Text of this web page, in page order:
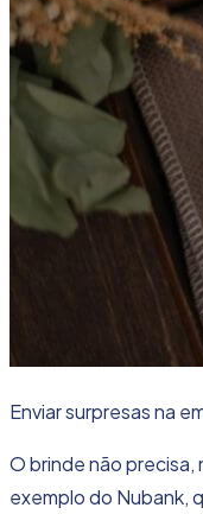
Enviar surpresas na
O brinde não
exemplo do Nubank,